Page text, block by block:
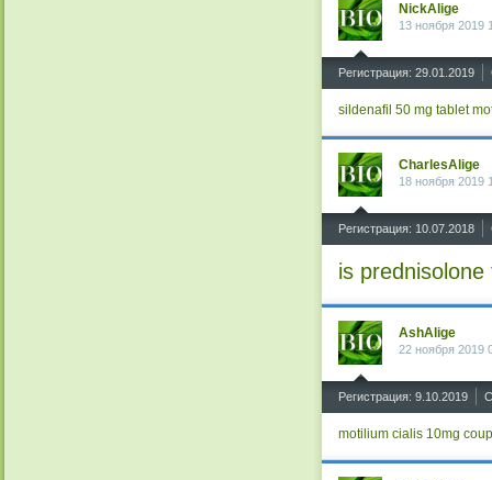
NickAlige
13 ноября 2019
Регистрация: 29.01.2019
sildenafil 50 mg tablet
CharlesAlige
18 ноября 2019
Регистрация: 10.07.2018
is
AshAlige
22 ноября 2019
Регистрация: 9.10.2019
motilium cialis 10mg